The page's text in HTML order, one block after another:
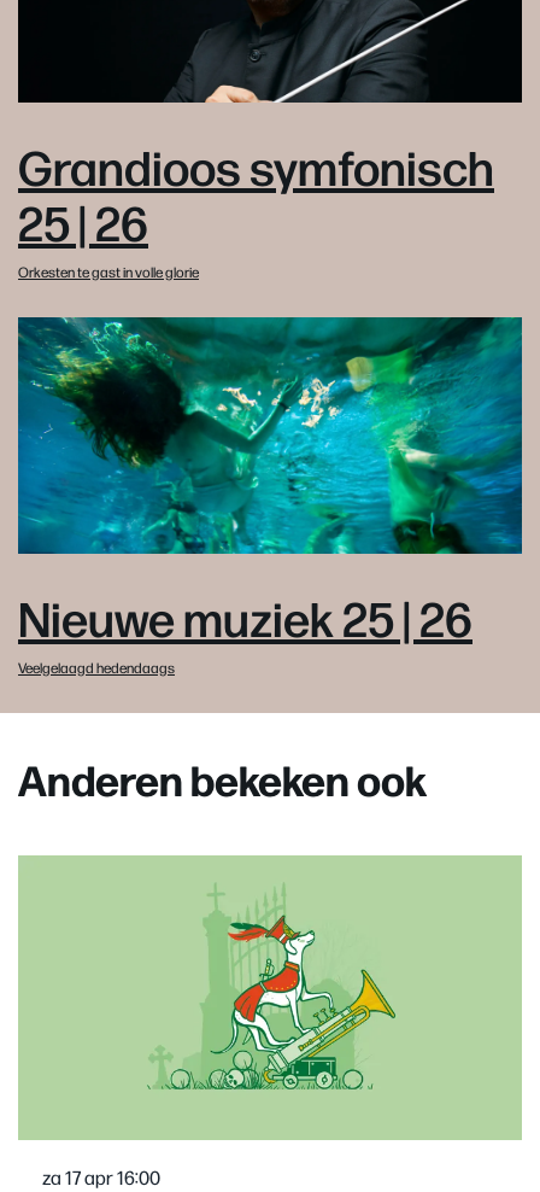
Grandioos symfonisch
25 | 26
Orkesten te gast in volle glorie
Nieuwe muziek 25 | 26
Veelgelaagd hedendaags
Anderen bekeken ook
za 17 apr16:00